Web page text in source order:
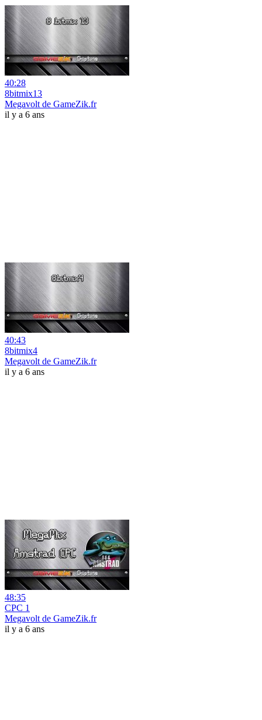
40:28
8bitmix13
Megavolt de GameZik.fr
il y a 6 ans
40:43
8bitmix4
Megavolt de GameZik.fr
il y a 6 ans
48:35
CPC 1
Megavolt de GameZik.fr
il y a 6 ans